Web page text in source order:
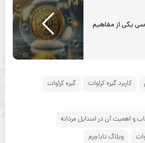
یکی از مفاهیم
کاربرد گیره کراوات
گیره کراوات
و اهمیت آن در استایل مردانه
وبلاگ تاباچرم